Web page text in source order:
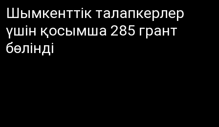
Шымкенттік талапкерлер
үшін қосымша 285 грант
бөлінді